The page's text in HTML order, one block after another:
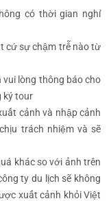
có thời gian nghỉ
cứ sự chậm trễ nào từ
vui lòng thông báo cho
ký tour
cảnh và nhập cảnh
trách nhiệm và sẽ
khác so với ảnh trên
ty du lịch sẽ không
xuất cảnh khỏi Việt